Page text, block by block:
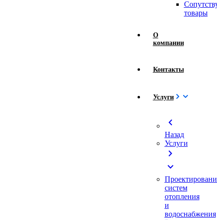
товары
О
компании
Контакты
Услуги
chevron_left
Назад
Услуги
chevron_right
expand_more
систем
отопления
и
водоснабжения